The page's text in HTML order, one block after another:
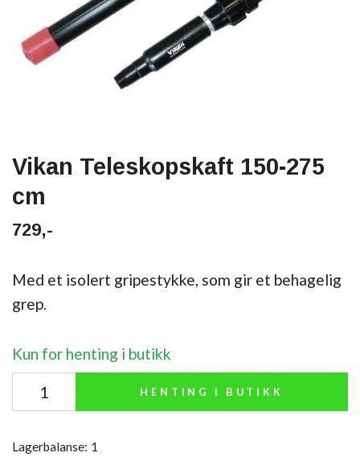
Vikan Teleskopskaft 150-275
cm
729,-
Med et isolert gripestykke, som gir et behagelig
grep.
Kun for henting i butikk
HENTING I BUTIKK
Lagerbalanse: 1